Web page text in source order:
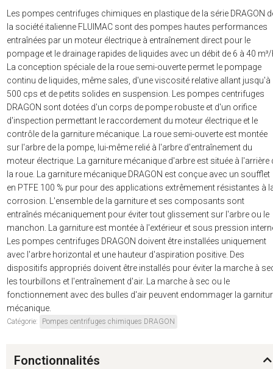
Les pompes centrifuges chimiques en plastique de la série DRAGON
la société italienne FLUIMAC sont des pompes hautes performances
entraînées par un moteur électrique à entraînement direct pour le
pompage et le drainage rapides de liquides avec un débit de 6 à 40
La conception spéciale de la roue semi-ouverte permet le pompage
continu de liquides, même sales, d'une viscosité relative allant jusqu'à
500 cps et de petits solides en suspension. Les pompes centrifuges
DRAGON sont dotées d'un corps de pompe robuste et d'un orifice
d'inspection permettant le raccordement du moteur électrique et le
contrôle de la garniture mécanique. La roue semi-ouverte est montée
sur l'arbre de la pompe, lui-même relié à l'arbre d'entraînement du
moteur électrique. La garniture mécanique d'arbre est située à l'arrière
la roue. La garniture mécanique DRAGON est conçue avec un soufflet
en PTFE 100 % pur pour des applications extrêmement résistantes à
corrosion. L'ensemble de la garniture et ses composants sont
entraînés mécaniquement pour éviter tout glissement sur l'arbre ou le
manchon. La garniture est montée à l'extérieur et sous pression
Les pompes centrifuges DRAGON doivent être installées uniquement
avec l'arbre horizontal et une hauteur d'aspiration positive. Des
dispositifs appropriés doivent être installés pour éviter la marche à
les tourbillons et l'entraînement d'air. La marche à sec ou le
fonctionnement avec des bulles d'air peuvent endommager la
mécanique.
Catégorie: Pompes centrifuges chimiques DRAGON
Fonctionnalités